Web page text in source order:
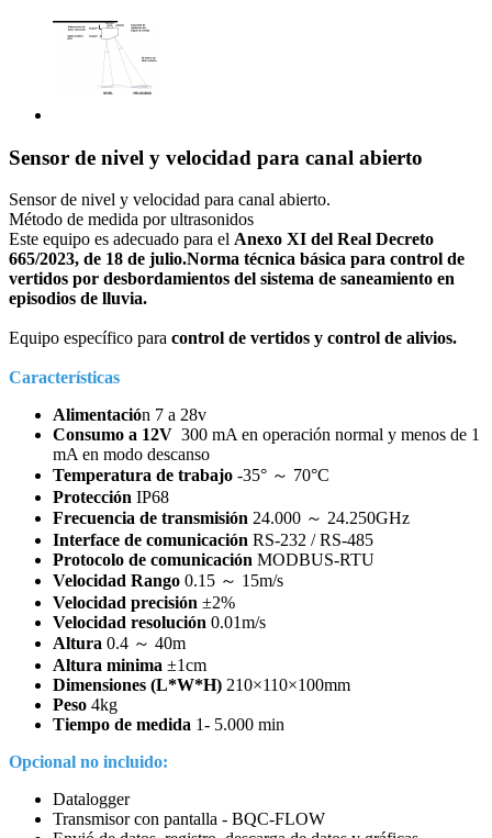
Sensor de nivel y velocidad para canal abierto
Sensor de nivel y velocidad para canal abierto.
Método de medida por ultrasonidos
Este equipo es adecuado para el Anexo XI del Real Decreto
665/2023, de 18 de julio.Norma técnica básica para control de
vertidos por desbordamientos del sistema de saneamiento en
episodios de lluvia.
Equipo específico para control de vertidos y control de alivios.
Características
Alimentación 7 a 28v
Consumo a 12V 300 mA en operación normal y menos de 1
mA en modo descanso
Temperatura de trabajo -35° ～ 70°C
Protección IP68
Frecuencia de transmisión 24.000 ～ 24.250GHz
Interface de comunicación RS-232 / RS-485
Protocolo de comunicación MODBUS-RTU
Velocidad Rango 0.15 ～ 15m/s
Velocidad precisión ±2%
Velocidad resolución 0.01m/s
Altura 0.4 ～ 40m
Altura minima ±1cm
Dimensiones (L*W*H) 210×110×100mm
Peso 4kg
Tiempo de medida 1- 5.000 min
Opcional no incluido:
Datalogger
Transmisor con pantalla - BQC-FLOW